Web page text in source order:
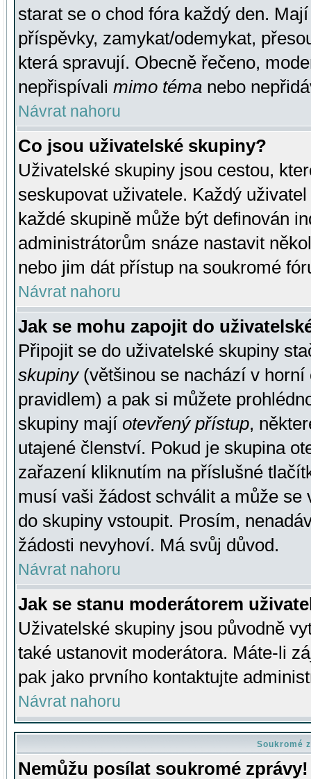
starat se o chod fóra každý den.
příspěvky, zamykat/odemykat,
která spravují. Obecně řečeno,
nepřispívali mimo téma nebo
Návrat nahoru
Co jsou uživatelské skupiny?
Uživatelské skupiny jsou cestou,
seskupovat uživatele. Každý
každé skupině může být definován
administrátorům snáze nastavit
nebo jim dát přístup na soukromé
Návrat nahoru
Jak se mohu zapojit do
Připojit se do uživatelské skupiny
skupiny(většinou se nachází v horní
pravidlem) a pak si můžete
skupiny mají otevřený přístup,
utajené členství. Pokud je skupina
zařazení kliknutím na příslušné
musí vaši žádost schválit a může se
do skupiny vstoupit. Prosím,
žádosti nevyhoví. Má svůj důvod.
Návrat nahoru
Jak se stanu moderátorem
Uživatelské skupiny jsou původně
také ustanovit moderátora. Máte-li
pak jako prvního kontaktujte
Návrat nahoru
Soukromé
Nemůžu posílat soukromé zprávy!